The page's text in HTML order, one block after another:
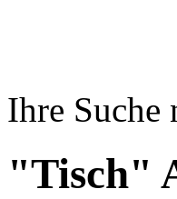
Ihre Suche
"Tisch"